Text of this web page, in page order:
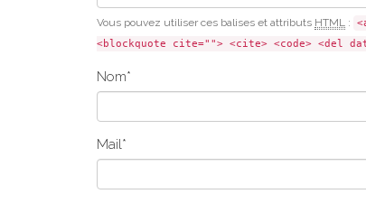
Vous pouvez utiliser ces balises et attributs HTML :
<blockquote cite=""> <cite> <code> <del
Nom*
Mail*